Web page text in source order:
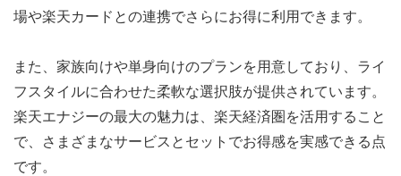
場や楽天カードとの連携でさらにお得に利用できます。
また、家族向けや単身向けのプランを用意しており、ライ
フスタイルに合わせた柔軟な選択肢が提供されています。
楽天エナジーの最大の魅力は、楽天経済圏を活用すること
で、さまざまなサービスとセットでお得感を実感できる点
です。